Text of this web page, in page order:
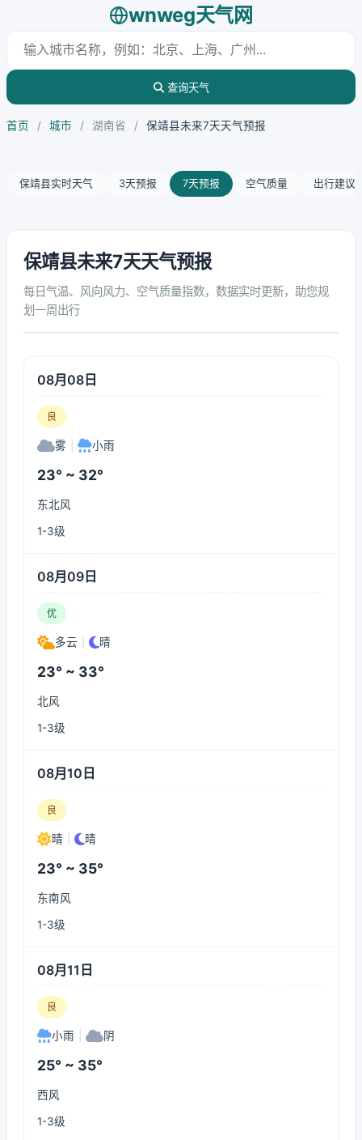
wnweg天气网
查询天气
首页 / 城市 / 湖南省 / 保靖县未来7天天气预报
保靖县实时天气 3天预报 7天预报 空气质量 出行建议
保靖县未来7天天气预报
每日气温、风向风力、空气质量指数，数据实时更新，助您规
划一周出行
08月08日
良
雾 小雨
23° ~ 32°
东北风
1-3级
08月09日
优
多云 晴
23° ~ 33°
北风
1-3级
08月10日
良
晴 晴
23° ~ 35°
东南风
1-3级
08月11日
良
小雨 阴
25° ~ 35°
西风
1-3级